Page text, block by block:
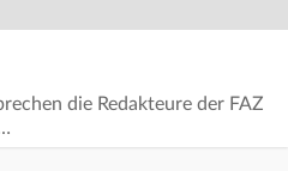
die Redakteure der FAZ